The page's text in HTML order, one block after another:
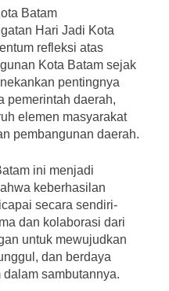
Batam
Hari Jadi Kota
refleksi atas
Kota Batam sejak
pentingnya
pemerintah daerah,
elemen masyarakat
pembangunan daerah.
ini menjadi
keberhasilan
secara sendiri-
dan kolaborasi dari
untuk mewujudkan
dan berdaya
dalam sambutannya.